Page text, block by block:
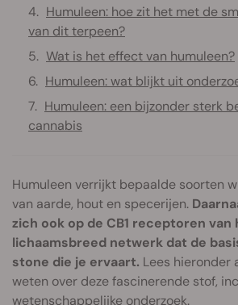
Humuleen: hoe zit het met de
van dit terpeen?
Wat is het effect van humuleen?
Humuleen: wat blijkt uit
Humuleen: een bijzonder sterk
cannabis
Humuleen verrijkt bepaalde soorten
van aarde, hout en specerijen.
zich ook op de CB1 receptoren van
lichaamsbreed netwerk dat de
stone die je ervaart. Lees hieronder
weten over deze fascinerende stof,
wetenschappelijke onderzoek.